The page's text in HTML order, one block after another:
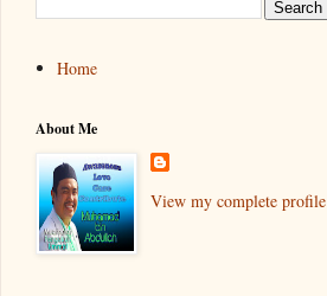
Home
About Me
View my complete profile